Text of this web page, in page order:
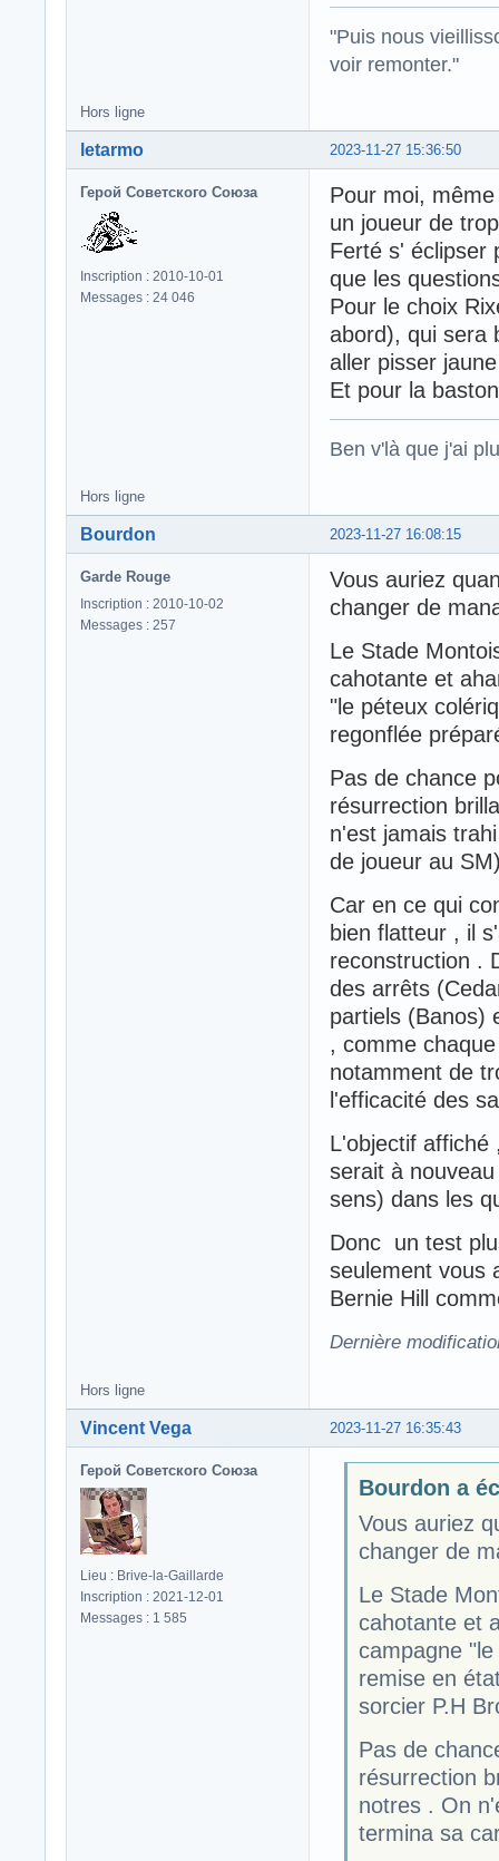
"Puis nous
voir remonter."
Hors ligne
2023-11-27 15:36:50
letarmo
Герой Советского Союза
Inscription : 2010-10-01
Messages : 24 046
Pour moi,
un joueur de
Ferté s' éclipser
que les
Pour le choix
abord), qui sera
aller pisser
Et pour la
Ben v'là que j'ai
Hors ligne
2023-11-27 16:08:15
Bourdon
Garde Rouge
Inscription : 2010-10-02
Messages : 257
Vous auriez
changer de
Le Stade
cahotante et
"le péteux
regonflée
Pas de chance
résurrection
n'est jamais
de joueur au
Car en ce qui
bien flatteur , il
reconstruction .
des arrêts
partiels (Banos)
, comme
notamment de
l'efficacité des
L'objectif
serait à
sens) dans les
Donc un test
seulement vous
Bernie Hill
Dernière
Hors ligne
2023-11-27 16:35:43
Vincent Vega
Герой Советского Союза
Lieu : Brive-la-Gaillarde
Inscription : 2021-12-01
Messages : 1 585
Bourdon a
Vous auriez
changer de
Le Stade
cahotante et
campagne
remise en
sorcier P.H
Pas de
résurrection
notres . On
termina sa